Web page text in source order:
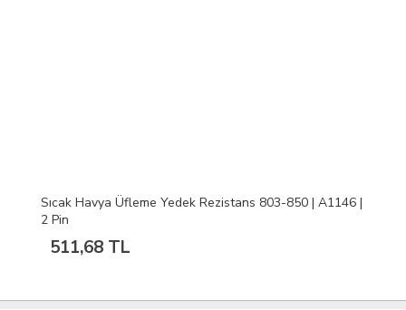
Sıcak Havya Üfleme Yedek Rezistans 803-850 | A1146 |
2 Pin
511,68 TL